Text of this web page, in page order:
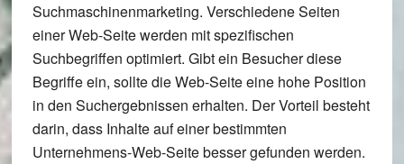
Suchmaschinenmarketing. Verschiedene Seiten
einer Web-Seite werden mit spezifischen
Suchbegriffen optimiert. Gibt ein Besucher diese
Begriffe ein, sollte die Web-Seite eine hohe Position
in den Suchergebnissen erhalten. Der Vorteil besteht
darin, dass Inhalte auf einer bestimmten
Unternehmens-Web-Seite besser gefunden werden.